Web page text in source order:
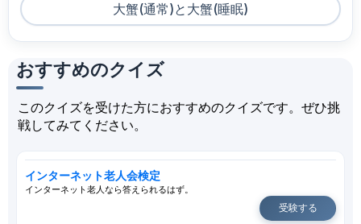
大蟹(通常)と大蟹(睡眠)
おすすめのクイズ
このクイズを受けた方におすすめのクイズです。ぜひ挑
戦してみてください。
インターネット老人会検定
インターネット老人なら答えられるはず。
受験する